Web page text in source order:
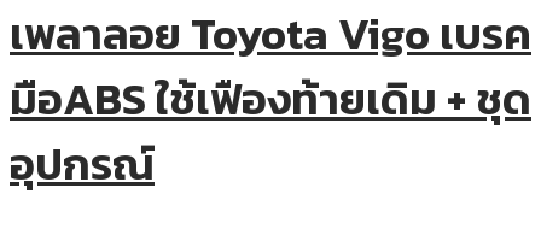
เพลาลอย Toyota Vigo เบรค
มือABS ใช้เฟืองท้ายเดิม + ชุด
อุปกรณ์